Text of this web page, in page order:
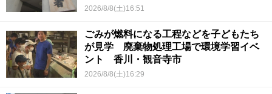
2026/8/8(土)16:51
ごみが燃料になる工程などを子どもたち
が見学 廃棄物処理工場で環境学習イベ
ント 香川・観音寺市
2026/8/8(土)16:29